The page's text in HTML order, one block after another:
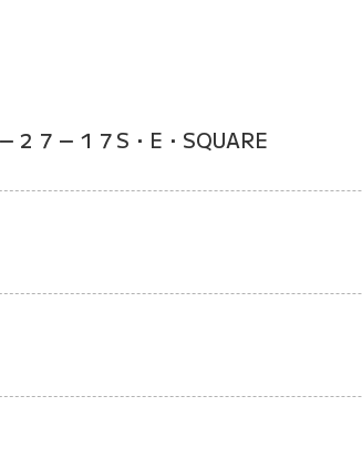
２７－１７S・E・SQUARE